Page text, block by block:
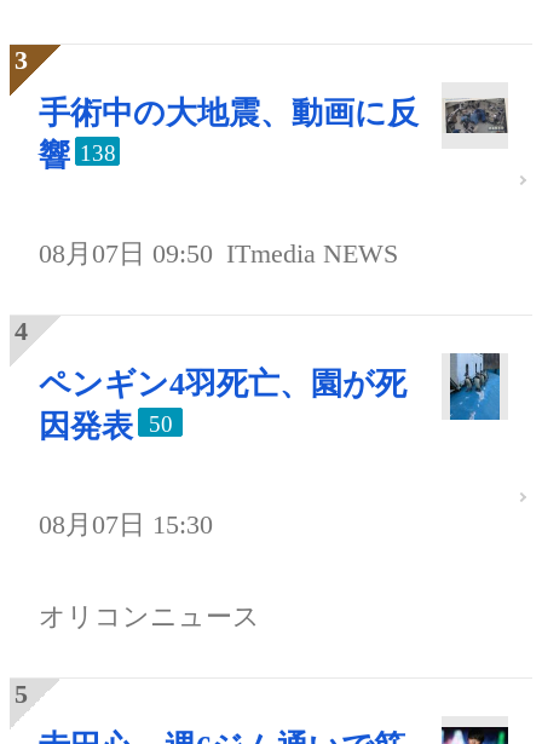
手術中の大地震、動画に反
響 138
08月07日 09:50 ITmedia NEWS
ペンギン4羽死亡、園が死
因発表
50
08月07日 15:30
オリコンニュース